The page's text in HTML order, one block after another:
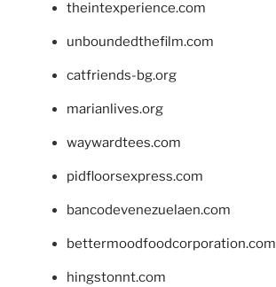
theintexperience.com
unboundedthefilm.com
catfriends-bg.org
marianlives.org
waywardtees.com
pidfloorsexpress.com
bancodevenezuelaen.com
bettermoodfoodcorporation.com
hingstonnt.com